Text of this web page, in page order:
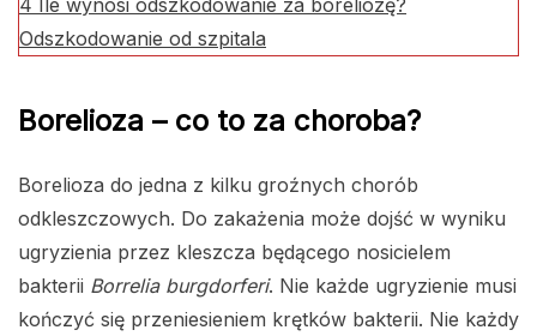
4 Ile wynosi odszkodowanie za boreliozę?
Odszkodowanie od szpitala
Borelioza – co to za choroba?
Borelioza do jedna z kilku groźnych chorób
odkleszczowych. Do zakażenia może dojść w wyniku
ugryzienia przez kleszcza będącego nosicielem
bakterii Borrelia burgdorferi. Nie każde ugryzienie musi
kończyć się przeniesieniem krętków bakterii. Nie każdy